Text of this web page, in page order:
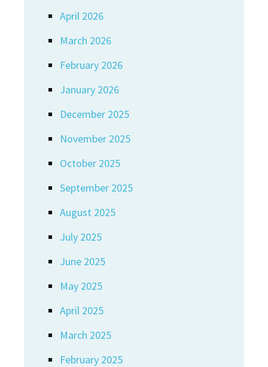
April 2026
March 2026
February 2026
January 2026
December 2025
November 2025
October 2025
September 2025
August 2025
July 2025
June 2025
May 2025
April 2025
March 2025
February 2025